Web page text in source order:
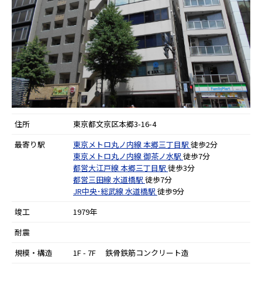
住所
東京都文京区本郷3-16-4
最寄り駅
東京メトロ丸ノ内線本郷三丁目駅 徒歩2分
東京メトロ丸ノ内線御茶ノ水駅 徒歩7分
都営大江戸線本郷三丁目駅 徒歩3分
都営三田線水道橋駅 徒歩7分
JR中央･総武線水道橋駅 徒歩9分
竣工
1979年
耐震
規模・構造
1F - 7F 鉄骨鉄筋コンクリート造